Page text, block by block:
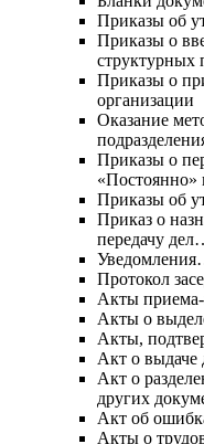
Приказы об
Приказы о
структурных
Приказы о
организации
Оказание
Приказы о
«Постоянно»
Приказы об
Приказ о
передачу
Протокол
Акты приема-
Акты о
Акты,
Акт о выдаче
Акт о
других
Акт об
Акты о